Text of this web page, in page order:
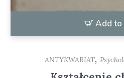
Add to
ANTYKWARIAT,